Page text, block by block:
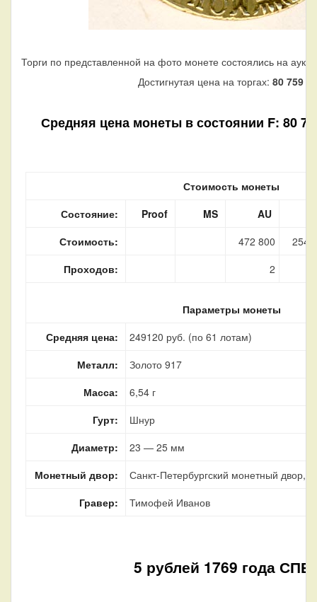
Торги по представленной на фото монете состоялись на
Достигнутая цена на торгах: 80 759
Средняя цена монеты в состоянии F: 80
Стоимость монеты
Состояние:
Proof MS AU
Стоимость:
472 800
254
Проходов:
2
Параметры монеты
Средняя цена:
249120 руб. (по 61 лотам)
Металл:
Золото 917
Масса:
6,54 г
Гурт:
Шнур
Диаметр:
23 — 25 мм
Монетный двор:
Санкт-Петербургский монетный двор,
Гравер:
Тимофей Иванов
5 рублей 1769 года